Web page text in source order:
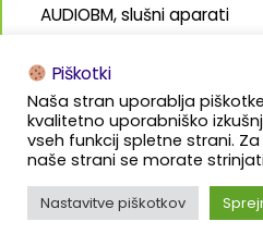
AUDIOBM, slušni aparati
Izdelava in oblikovanje:
Piškotki
Naša stran uporablja
kvalitetno uporabniško
vseh funkcij spletne strani.
naše strani se morate
Nastavitve piškotkov